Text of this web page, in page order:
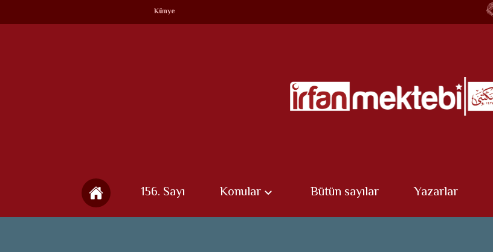
Künye
156. Sayı Konular Bütün sayılar Yazarlar